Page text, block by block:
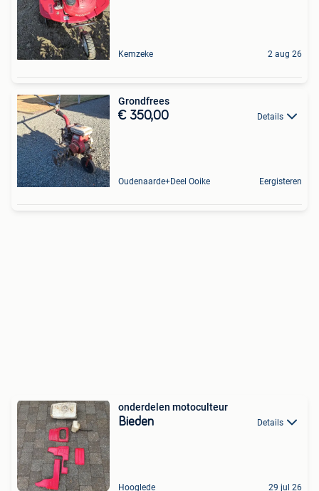
Kemzeke 2 aug 26
Grondfrees
€ 350,00 Details
Oudenaarde+Deel Ooike Eergisteren
onderdelen motoculteur
Bieden Details
Hooglede 29 jul 26